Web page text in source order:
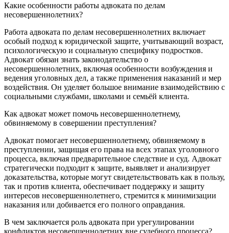
Какие особенности работы адвоката по делам
несовершеннолетних?
Работа адвоката по делам несовершеннолетних включает
особый подход к юридической защите, учитывающий возраст,
психологическую и социальную специфику подростков.
Адвокат обязан знать законодательство о
несовершеннолетних, включая особенности возбуждения и
ведения уголовных дел, а также применения наказаний и мер
воздействия. Он уделяет большое внимание взаимодействию с
социальными службами, школами и семьёй клиента.
Как адвокат может помочь несовершеннолетнему,
обвиняемому в совершении преступления?
Адвокат помогает несовершеннолетнему, обвиняемому в
преступлении, защищая его права на всех этапах уголовного
процесса, включая предварительное следствие и суд. Адвокат
стратегически подходит к защите, выявляет и анализирует
доказательства, которые могут свидетельствовать как в пользу,
так и против клиента, обеспечивает поддержку и защиту
интересов несовершеннолетнего, стремится к минимизации
наказания или добивается его полного оправдания.
В чем заключается роль адвоката при урегулировании
конфликтов несовершеннолетних вне судебного процесса?